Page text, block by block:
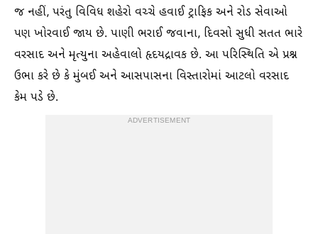
જ નહીં, પરંતુ વિવિધ શહેરો વચ્ચે હવાઈ ટ્રાફિક અને રોડ સેવાઓ
પણ ખોરવાઈ જાય છે. પાણી ભરાઈ જવાના, દિવસો સુધી સતત ભારે
વરસાદ અને મૃત્યુના અહેવાલો હૃદયદ્રાવક છે. આ પરિસ્થિતિ એ પ્રશ્ન
ઉભા કરે છે કે મુંબઈ અને આસપાસના વિસ્તારોમાં આટલો વરસાદ
કેમ પડે છે.
ADVERTISEMENT